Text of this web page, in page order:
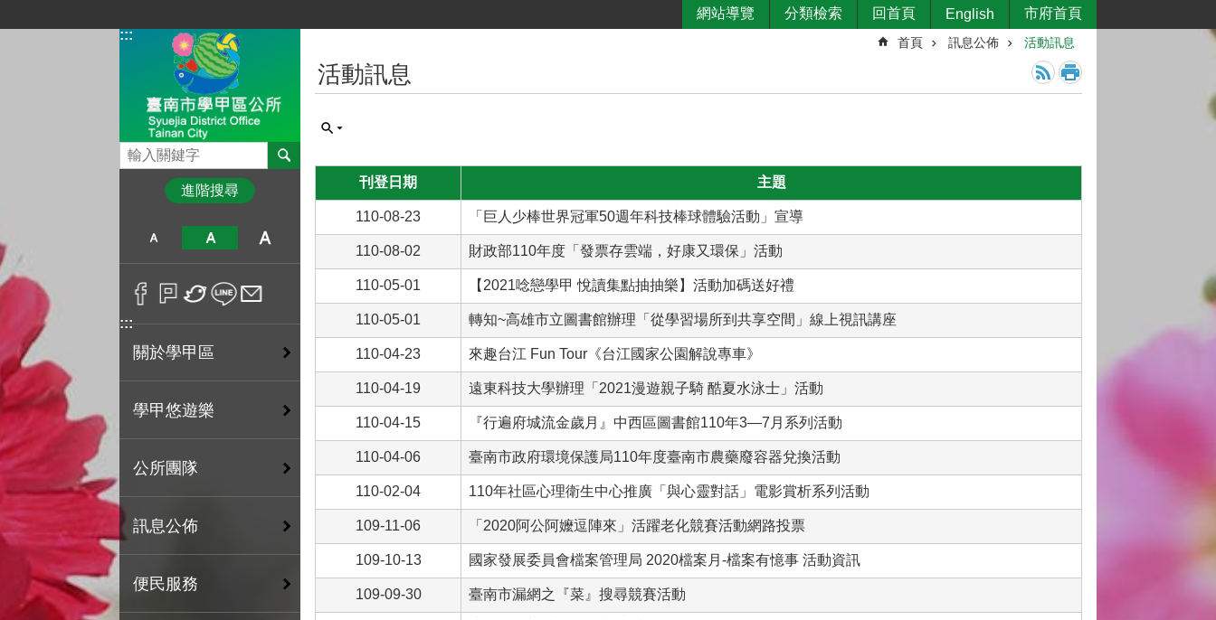
:::
網站導覽 分類檢索 回首頁 English 市府首頁
搜尋
進階搜尋
:::
關於學甲區
學甲悠遊樂
公所團隊
訊息公佈
便民服務
首頁 訊息公佈 活動訊息
活動訊息
刊登日期 主題
110-08-23 「巨人少棒世界冠軍50週年科技棒球體驗活動」宣導
110-08-02 財政部110年度「發票存雲端，好康又環保」活動
110-05-01 【2021唸戀學甲 悅讀集點抽抽樂】活動加碼送好禮
110-05-01 轉知~高雄市立圖書館辦理「從學習場所到共享空間」線上視訊講座
110-04-23 來趣台江 Fun Tour《台江國家公園解說專車》
110-04-19 遠東科技大學辦理「2021漫遊親子騎 酷夏水泳士」活動
110-04-15 『行遍府城流金歲月』中西區圖書館110年3―7月系列活動
110-04-06 臺南市政府環境保護局110年度臺南市農藥廢容器兌換活動
110-02-04 110年社區心理衛生中心推廣「與心靈對話」電影賞析系列活動
109-11-06 「2020阿公阿嬤逗陣來」活躍老化競賽活動網路投票
109-10-13 國家發展委員會檔案管理局 2020檔案月-檔案有憶事 活動資訊
109-09-30 臺南市漏網之『菜』搜尋競賽活動